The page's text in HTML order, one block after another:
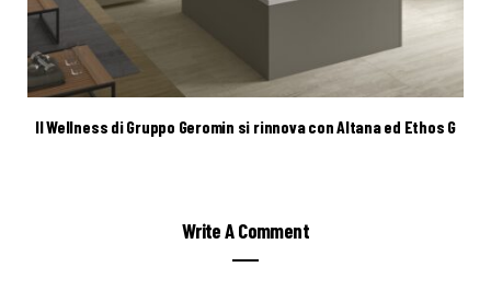
Il Wellness di Gruppo Geromin si rinnova con Altana ed Ethos G
Write A Comment